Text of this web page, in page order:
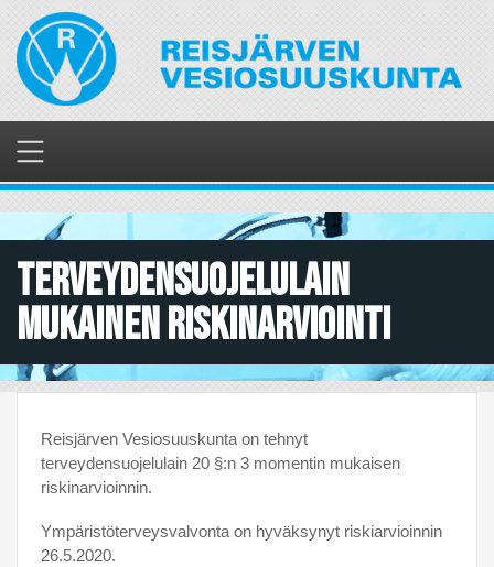
pääsisältöön
Terveydensuojelulain
mukainen riskinarviointi
Reisjärven Vesiosuuskunta on tehnyt
terveydensuojelulain 20 §:n 3 momentin mukaisen
riskinarvioinnin.
Ympäristöterveysvalvonta on hyväksynyt riskiarvioinnin
26.5.2020.